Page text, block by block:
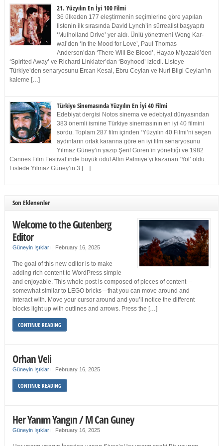
21. Yüzyılın En İyi 100 Filmi
36 ülkeden 177 eleştirmenin seçimlerine göre yapılan
listenin ilk sırasında David Lynch’in sürrealist başyapıtı
‘Mulholland Drive’ yer aldı. Ünlü yönetmeni Wong Kar-
wai’den ‘In the Mood for Love’, Paul Thomas
Anderson’dan ‘There Will Be Blood’, Hayao Miyazaki’den
‘Spirited Away’ ve Richard Linklater’dan ‘Boyhood’ izledi. Listeye
Türkiye’den senaryosunu Ercan Kesal, Ebru Ceylan ve Nuri Bilgi Ceylan’ın
kaleme […]
Türkiye Sinemasında Yüzyılın En İyi 40 Filmi
Edebiyat dergisi Notos sinema ve edebiyat dünyasından
383 önemli ismine Türkiye sinemasının en iyi 40 filmini
sordu. Toplam 287 film içinden ‘Yüzyılın 40 Filmi’ni seçen
aydınların ortak kararına göre en iyi film senaryosunu
Yılmaz Güney’in yazıp Şerif Gören’in yönettiği ve 1982
Cannes Film Festival’inde büyük ödül Altın Palmiye’yi kazanan ‘Yol’ oldu.
Listede Yılmaz Güney’in 3 […]
Son Eklenenler
Welcome to the Gutenberg
Editor
Güneyin Işıkları | February 16, 2025
The goal of this new editor is to make
adding rich content to WordPress simple
and enjoyable. This whole post is composed of pieces of content—
somewhat similar to LEGO bricks—that you can move around and
interact with. Move your cursor around and you’ll notice the different
blocks light up with outlines and arrows. Press the […]
CONTINUE READING
Orhan Veli
Güneyin Işıkları | February 16, 2025
CONTINUE READING
Her Yanım Yangın / M Can Guney
Güneyin Işıkları | February 16, 2025